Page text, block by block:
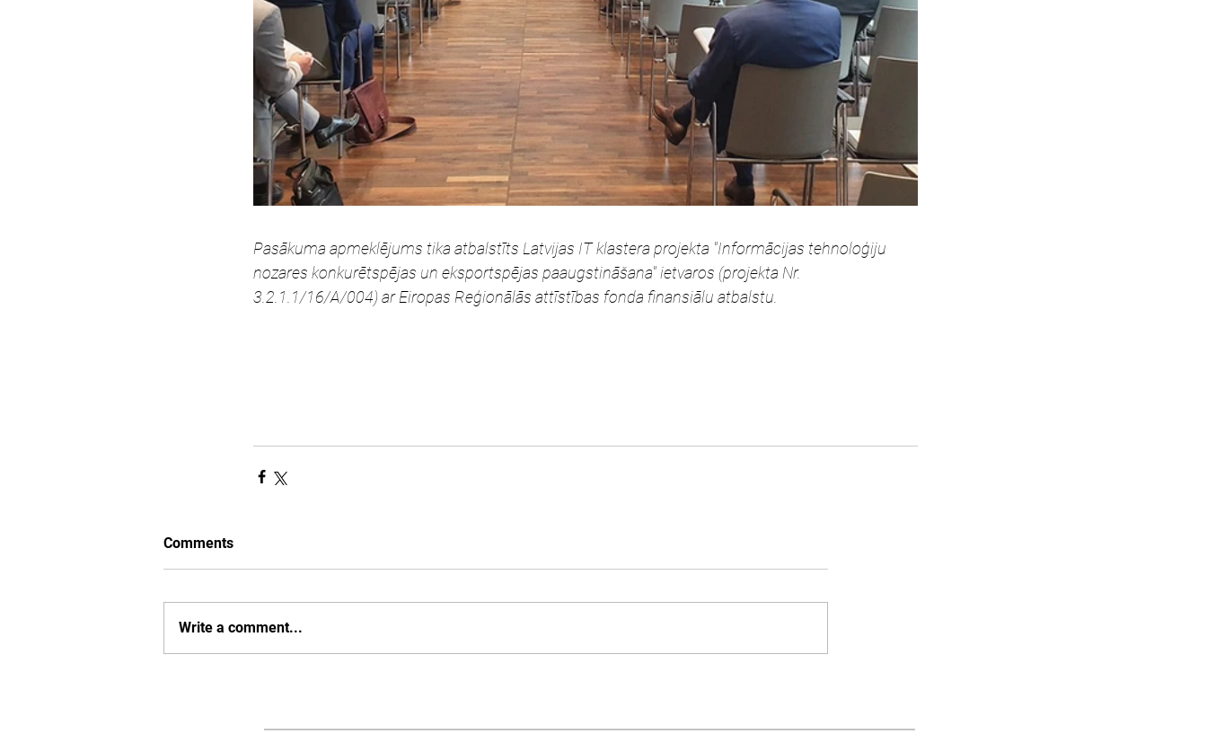
Pasākuma apmeklējums tika atbalstīts Latvijas IT klastera projekta "Informācijas tehnoloģiju
nozares konkurētspējas un eksportspējas paaugstināšana" ietvaros (projekta Nr.
3.2.1.1/16/A/004) ar Eiropas Reģionālās attīstības fonda finansiālu atbalstu.
Comments
Write a comment...